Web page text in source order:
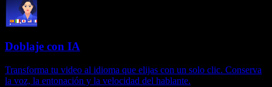
Doblaje con IA
Transforma tu video al idioma que elijas con un solo clic. Conserva
la voz, la entonación y la velocidad del hablante.